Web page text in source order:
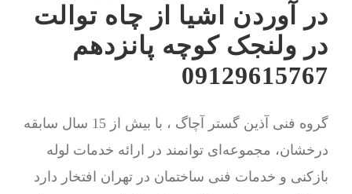
در آوردن اشیا از چاه توالت
در ولنجک کوچه پانزدهم
09129615767
گروه فنی آذین گستر آچاگ ، با بیش از 15 سال سابقه
درخشان، مجموعه‌ای توانمند در ارائه خدمات لوله
بازکنی و خدمات فنی ساختمان در تهران افتخار دارد